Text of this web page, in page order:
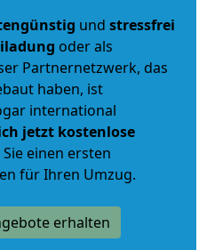
und stressfrei
oder als
Partnernetzwerk, das
haben, ist
international
jetzt kostenlose
einen ersten
für Ihren Umzug.
erhalten